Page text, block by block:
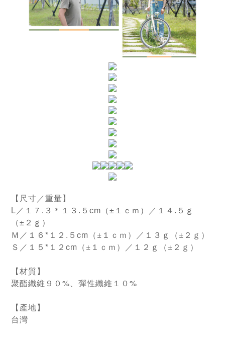
【尺寸／重量】
L／ １７.３＊１３.５ cm（±１ｃｍ）／１４.５ｇ
（±２ｇ）
Ｍ／１６*１２.５cm（±１ｃｍ）／１３ｇ（±２ｇ）
Ｓ／１５*１２cm（±１ｃｍ）／１２ｇ（±２ｇ）
【材質】
聚酯纖維９０%、彈性纖維１０%
【產地】
台灣